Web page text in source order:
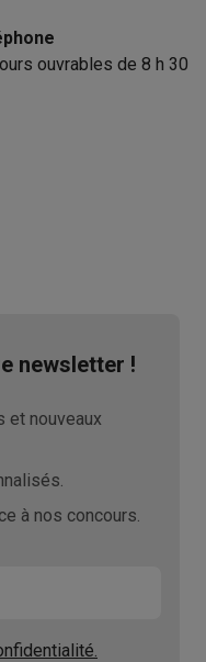
ouvrables de 8 h 30
newsletter !
et nouveaux
à nos concours.